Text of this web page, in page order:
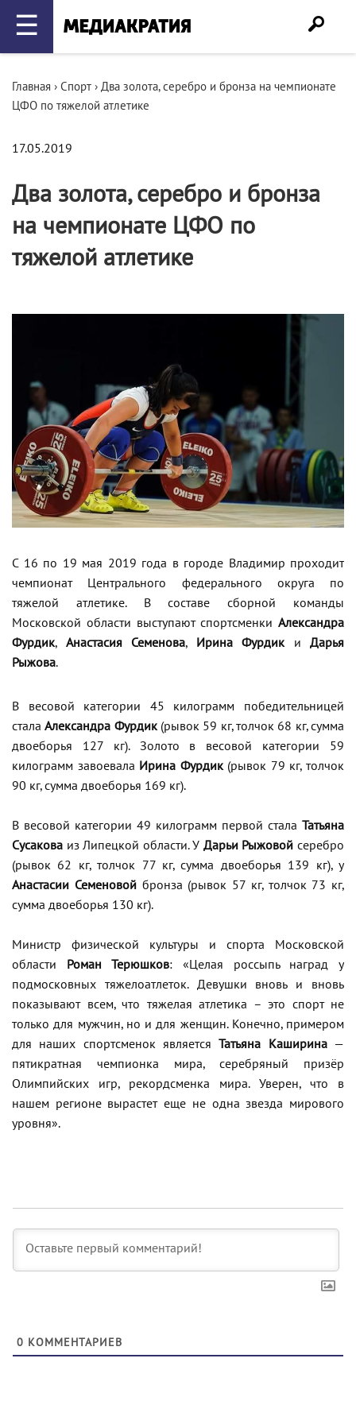
☰
Главная › Спорт › Два золота, серебро и бронза на чемпионате
ЦФО по тяжелой атлетике
17.05.2019
Два золота, серебро и бронза
на чемпионате ЦФО по
тяжелой атлетике
С 16 по 19 мая 2019 года в городе Владимир проходит
чемпионат Центрального федерального округа по
тяжелой атлетике. В составе сборной команды
Московской области выступают спортсменки Александра
Фурдик, Анастасия Семенова, Ирина Фурдики Дарья
Рыжова.
В весовой категории 45 килограмм победительницей
сталаАлександра Фурдик(рывок 59 кг, толчок 68 кг, сумма
двоеборья 127 кг). Золото в весовой категории 59
килограмм завоевала Ирина Фурдик(рывок 79 кг, толчок
90 кг, сумма двоеборья 169 кг).
В весовой категории 49 килограмм первой стала Татьяна
Сусакова из Липецкой области. У Дарьи Рыжовой серебро
(рывок 62 кг, толчок 77 кг, сумма двоеборья 139 кг), у
Анастасии Семеновойбронза (рывок 57 кг, толчок 73 кг,
сумма двоеборья 130 кг).
Министр физической культуры и спорта Московской
области
Роман Терюшков: «Целая россыпь наград у
подмосковных тяжелоатлеток. Девушки вновь и вновь
показывают всем, что тяжелая атлетика – это спорт не
только для мужчин, но и для женщин. Конечно, примером
для наших спортсменок являетсяТатьяна Каширина—
пятикратная чемпионка мира, серебряный призёр
Олимпийских игр, рекордсменка мира. Уверен, что в
нашем регионе вырастет еще не одна звезда мирового
уровня».
0 КОММЕНТАРИЕВ